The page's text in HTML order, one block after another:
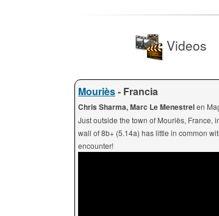
Videos
Mouriès- Francia
Chris Sharma, Marc Le Menestrelen
Just outside the town of Mouriès, France,
wall of 8b+ (5.14a) has little in common
encounter!